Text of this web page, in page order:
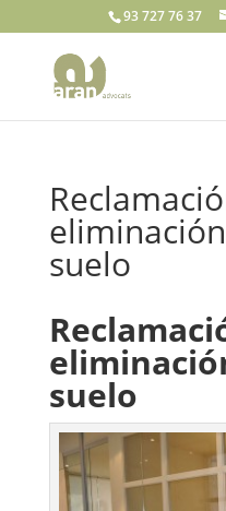
93 727 76 37
suelo
suelo